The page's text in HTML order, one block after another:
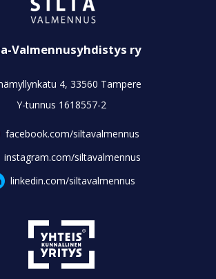
Valmennusyhdistys ry
4, 33560 Tampere
Y-tunnus 1618557-2
facebook.com/siltavalmennus
instagram.com/siltavalmennus
linkedin.com/siltavalmennus